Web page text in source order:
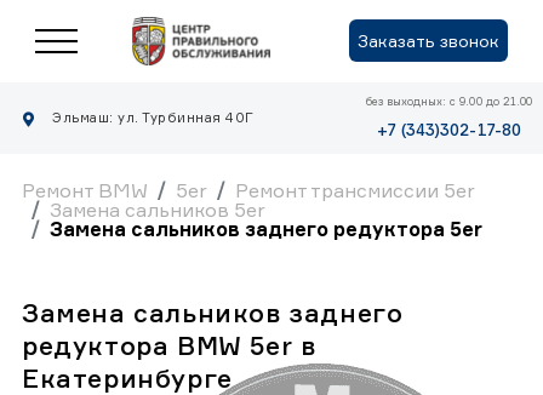
Заказать звонок
Эльмаш: ул. Турбинная 40Г
без выходных: с 9.00 до 21.00
+7 (343)302-17-80
Ремонт BMW 5er
Ремонт трансмиссии 5er
Замена сальников 5er
Замена сальников заднего редуктора 5er
Замена сальников заднего
редуктора BMW 5er в
Екатеринбурге